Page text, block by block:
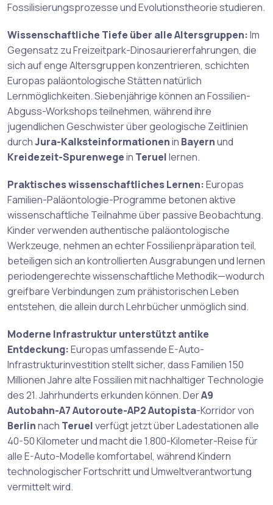
Fossilisierungsprozesse und Evolutionstheorie studieren.
Wissenschaftliche Tiefe über alle Altersgruppen:Im
Gegensatz zu Freizeitpark-Dinosauriererfahrungen, die
sich auf enge Altersgruppen konzentrieren, schichten
Europas paläontologische Stätten natürlich
Lernmöglichkeiten. Siebenjährige können an Fossilien-
Abguss-Workshops teilnehmen, während ihre
jugendlichen Geschwister über geologische Zeitlinien
durchJura-Kalksteinformationenin Bayernund
Kreidezeit-Spurenwegein Teruellernen.
Praktisches wissenschaftliches Lernen:Europas
Familien-Paläontologie-Programme betonen aktive
wissenschaftliche Teilnahme über passive Beobachtung.
Kinder verwenden authentische paläontologische
Werkzeuge, nehmen an echter Fossilienpräparation teil,
beteiligen sich an kontrollierten Ausgrabungen und lernen
periodengerechte wissenschaftliche Methodik—wodurch
greifbare Verbindungen zum prähistorischen Leben
entstehen, die allein durch Lehrbücher unmöglich sind.
Moderne Infrastruktur unterstützt antike
Entdeckung:Europas umfassende E-Auto-
Infrastrukturinvestition stellt sicher, dass Familien 150
Millionen Jahre alte Fossilien mit nachhaltiger Technologie
des 21. Jahrhunderts erkunden können. DerA9
Autobahn-A7 Autoroute-AP2 Autopista-Korridor von
Berlinnach Teruelverfügt jetzt über Ladestationen alle
40-50 Kilometer und macht die 1.800-Kilometer-Reise für
alle E-Auto-Modelle komfortabel, während Kindern
technologischer Fortschritt und Umweltverantwortung
vermittelt wird.